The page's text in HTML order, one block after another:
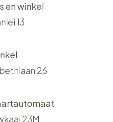
en winkel
13
26
23M